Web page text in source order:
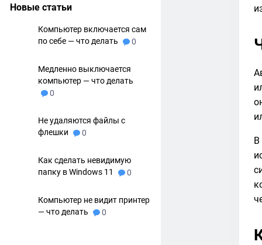
Новые статьи
Компьютер включается сам
по себе — что делать
0
Медленно выключается
компьютер — что делать
0
Не удаляются файлы с
флешки
0
Как сделать невидимую
папку в Windows 11
0
Компьютер не видит принтер
— что делать
0
В